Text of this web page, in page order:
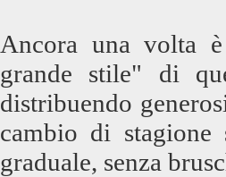
Ancora una volta
grande stile" di
distribuendo
cambio di
graduale, senza